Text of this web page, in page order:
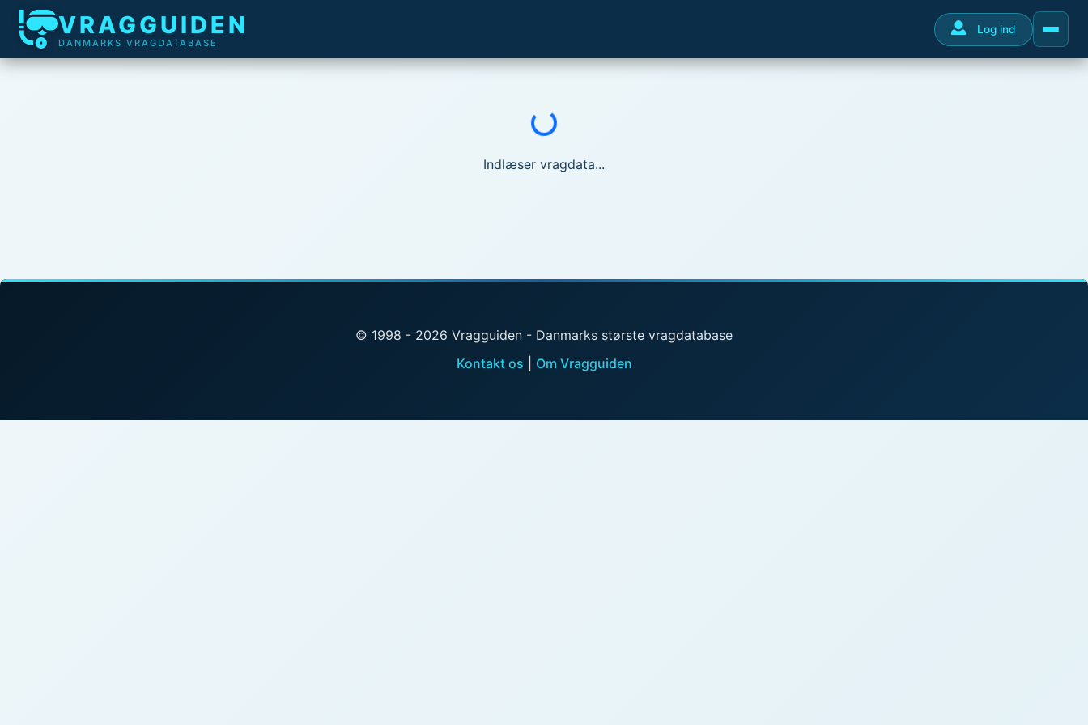
VRAGGUIDEN
DANMARKS VRAGDATABASE
Log ind
Indlæser...
Indlæser vragdata...
© 1998 - 2026 Vragguiden - Danmarks største vragdatabase
Kontakt os
Om Vragguiden